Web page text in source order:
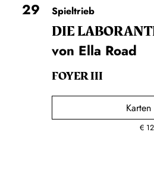
29
Spieltrieb
DIE
von Ella Road
FOYER III
Karten
€